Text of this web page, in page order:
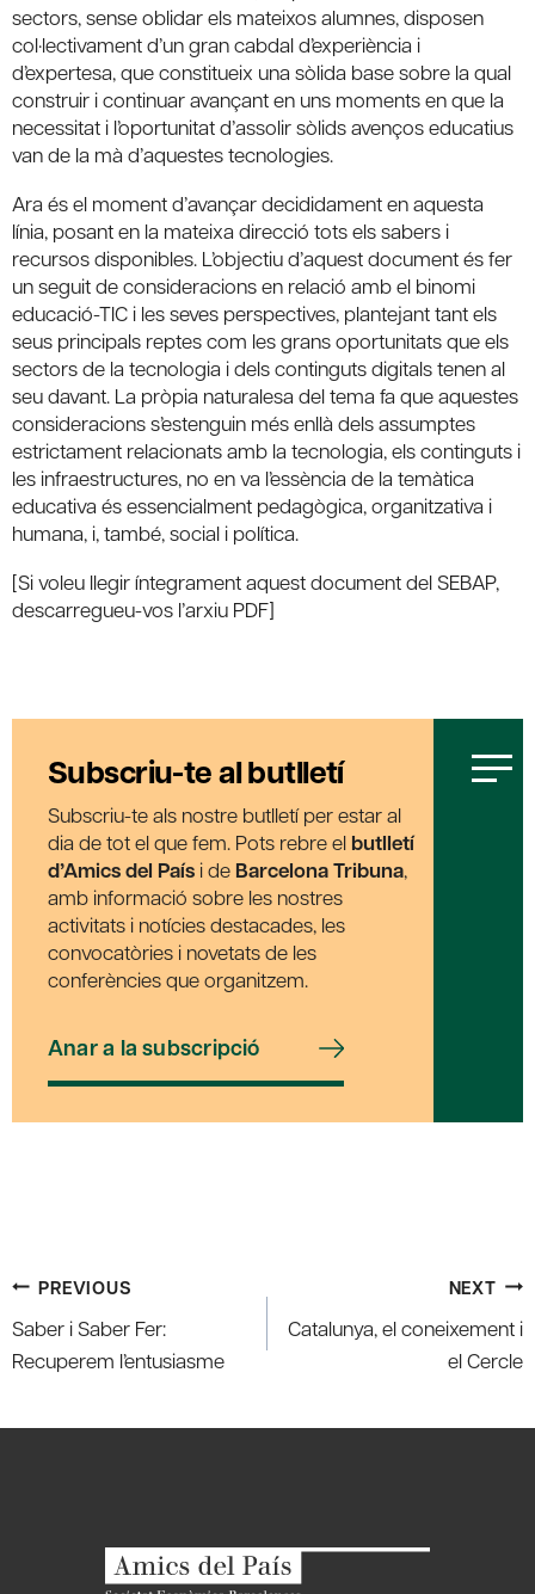
sectors, sense oblidar els mateixos alumnes, disposen
col·lectivament d’un gran cabdal d’experiència i
d’expertesa, que constitueix una sòlida base sobre la qual
construir i continuar avançant en uns moments en que la
necessitat i l’oportunitat d’assolir sòlids avenços educatius
van de la mà d’aquestes tecnologies.
Ara és el moment d’avançar decididament en aquesta
línia, posant en la mateixa direcció tots els sabers i
recursos disponibles. L’objectiu d’aquest document és fer
un seguit de consideracions en relació amb el binomi
educació-TIC i les seves perspectives, plantejant tant els
seus principals reptes com les grans oportunitats que els
sectors de la tecnologia i dels continguts digitals tenen al
seu davant. La pròpia naturalesa del tema fa que aquestes
consideracions s’estenguin més enllà dels assumptes
estrictament relacionats amb la tecnologia, els continguts i
les infraestructures, no en va l’essència de la temàtica
educativa és essencialment pedagògica, organitzativa i
humana, i, també, social i política.
[Si voleu llegir íntegrament aquest document del SEBAP,
descarregueu-vos l’arxiu PDF]
Subscriu-te al butlletí
Subscriu-te als nostre butlletí per estar al
dia de tot el que fem. Pots rebre el butlletí
d’Amics del País i de Barcelona Tribuna,
amb informació sobre les nostres
activitats i notícies destacades, les
convocatòries i novetats de les
conferències que organitzem.
Anar a la subscripció
Post
navigation
PREVIOUS
Saber i Saber Fer:
Recuperem l’entusiasme
NEXT
Catalunya, el coneixement i
el Cercle